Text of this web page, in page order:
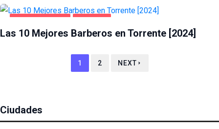
SALUD Y BELLEZA TORRENTE
Las 10 Mejores Barberos en Torrente [2024]
1 2 NEXT
Ciudades